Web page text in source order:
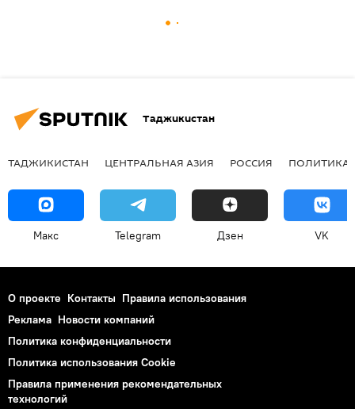
Таджикистан
ТАДЖИКИСТАН ЦЕНТРАЛЬНАЯ АЗИЯ РОССИЯ ПОЛИТИКА
Макс Telegram Дзен VK
О проекте Контакты Правила использования
Реклама Новости компаний
Политика конфиденциальности
Политика использования Cookie
Правила применения рекомендательных
технологий